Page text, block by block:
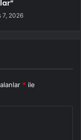
7, 2026
* ile